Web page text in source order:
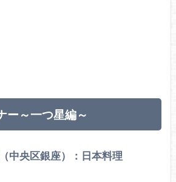
ー～一つ星編～
中央区銀座）：日本料理